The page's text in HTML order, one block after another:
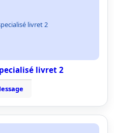
livret 2
livret 2